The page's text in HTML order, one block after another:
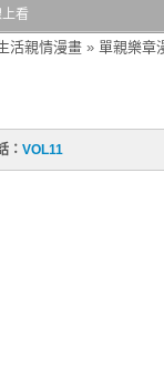
看
活親情漫畫 » 單親樂章
： VOL11